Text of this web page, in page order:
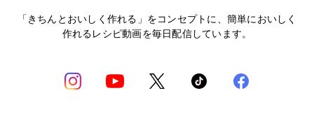
「きちんとおいしく作れる」をコンセプトに、簡単においしく
作れるレシピ動画を毎日配信しています。